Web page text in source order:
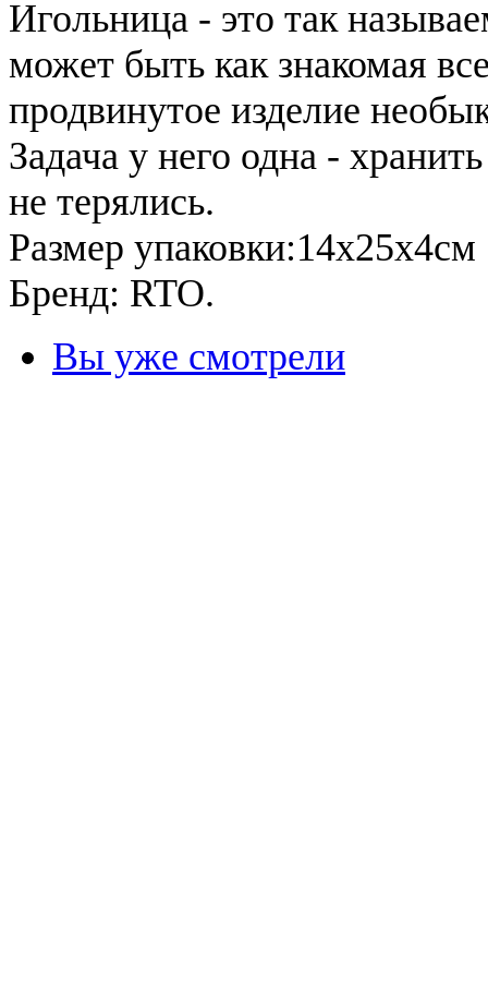
Игольница - это так
может быть как знакомая
продвинутое изделие
Задача у него одна -
не терялись.
Размер упаковки:14х25х4см
Бренд: RTO.
Вы уже смотрели